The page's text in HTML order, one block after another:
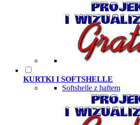
KURTKI I SOFTSHELLE
Softshelle z haftem